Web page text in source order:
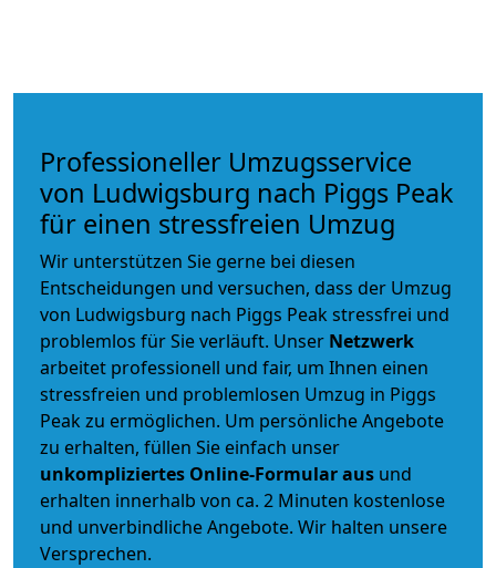
Professioneller Umzugsservice
von Ludwigsburg nach Piggs Peak
für einen stressfreien Umzug
Wir unterstützen Sie gerne bei diesen
Entscheidungen und versuchen, dass der Umzug
von Ludwigsburg nach Piggs Peak stressfrei und
problemlos für Sie verläuft. Unser Netzwerk
arbeitet professionell und fair, um Ihnen einen
stressfreien und problemlosen Umzug in Piggs
Peak zu ermöglichen. Um persönliche Angebote
zu erhalten, füllen Sie einfach unser
unkompliziertes Online-Formular aus und
erhalten innerhalb von ca. 2 Minuten kostenlose
und unverbindliche Angebote. Wir halten unsere
Versprechen.